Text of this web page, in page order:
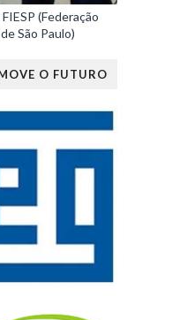
(Federação
São Paulo)
O FUTURO